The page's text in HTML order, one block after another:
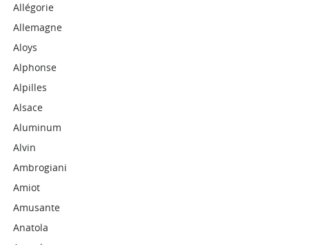
Allégorie
Allemagne
Aloys
Alphonse
Alpilles
Alsace
Aluminum
Alvin
Ambrogiani
Amiot
Amusante
Anatola